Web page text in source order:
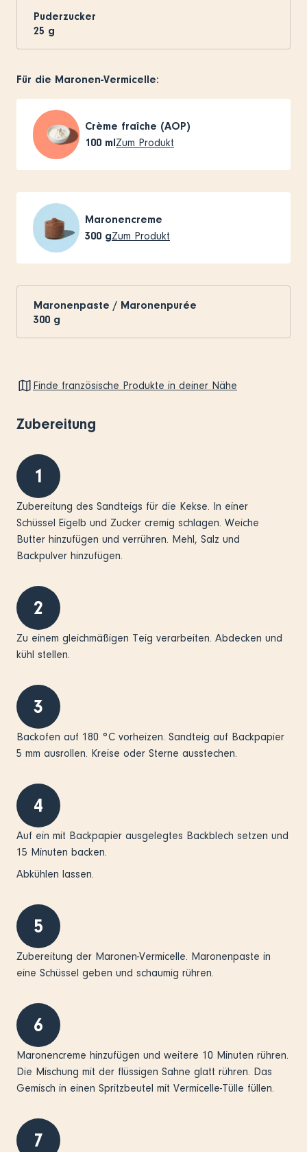
Puderzucker
25 g
Für die Maronen-Vermicelle:
Crème fraîche (AOP)
100 mlZum Produkt
Maronencreme
300 gZum Produkt
Maronenpaste / Maronenpurée
300 g
Finde französische Produkte in deiner Nähe
Zubereitung
1
Zubereitung des Sandteigs für die Kekse. In einer
Schüssel Eigelb und Zucker cremig schlagen. Weiche
Butter hinzufügen und verrühren. Mehl, Salz und
Backpulver hinzufügen.
2
Zu einem gleichmäßigen Teig verarbeiten. Abdecken und
kühl stellen.
3
Backofen auf 180 °C vorheizen. Sandteig auf Backpapier
5 mm ausrollen. Kreise oder Sterne ausstechen.
4
Auf ein mit Backpapier ausgelegtes Backblech setzen und
15 Minuten backen.
Abkühlen lassen.
5
Zubereitung der Maronen-Vermicelle. Maronenpaste in
eine Schüssel geben und schaumig rühren.
6
Maronencreme hinzufügen und weitere 10 Minuten rühren.
Die Mischung mit der flüssigen Sahne glatt rühren. Das
Gemisch in einen Spritzbeutel mit Vermicelle-Tülle füllen.
7